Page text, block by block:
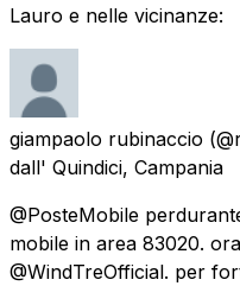
Lauro e nelle vicinanze:
giampaolo rubinaccio
dall' Quindici, Campania
@PosteMobile
mobile in area 83020.
@WindTreOfficial. per